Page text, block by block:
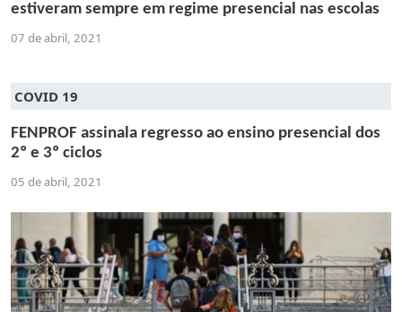
estiveram sempre em regime presencial nas escolas
07 de abril, 2021
COVID 19
FENPROF assinala regresso ao ensino presencial dos
2º e 3º ciclos
05 de abril, 2021